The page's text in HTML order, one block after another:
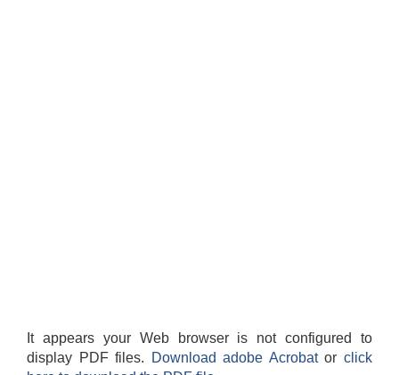
It appears your Web browser is not configured to
display PDF files.
Download adobe Acrobatorclick